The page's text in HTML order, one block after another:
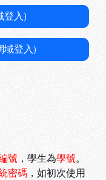
登入)
域登入)
號 ，學生為學號。
密碼 ，如初次使用